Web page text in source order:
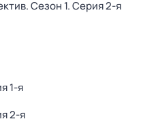
. Сезон 1. Серия 2-я
1-я
2-я